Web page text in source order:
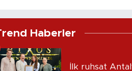
Haberler
İlk ruhsat